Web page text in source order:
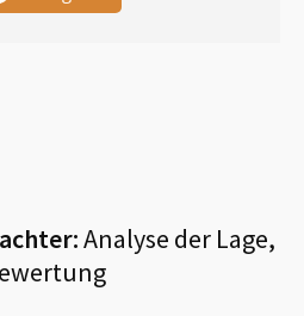
Analyse der Lage,